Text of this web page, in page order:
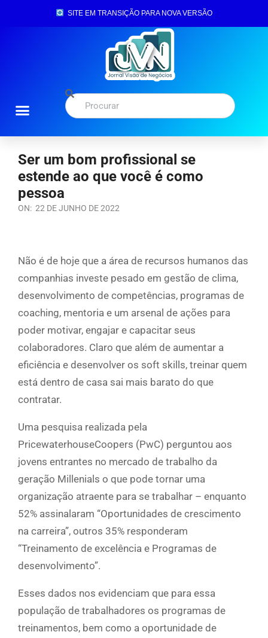
SITE EM TRANSIÇÃO PARA NOVA VERSÃO
Ser um bom profissional se
estende ao que você é como
pessoa
ON: 22 DE JUNHO DE 2022
Não é de hoje que a área de recursos humanos das
companhias investe pesado em gestão de clima,
desenvolvimento de competências, programas de
coaching, mentoria e um arsenal de ações para
poder motivar, engajar e capacitar seus
colaboradores. Claro que além de aumentar a
eficiência e desenvolver os soft skills, treinar quem
está dentro de casa sai mais barato do que
contratar.
Uma pesquisa realizada pela
PricewaterhouseCoopers (PwC) perguntou aos
jovens entrantes no mercado de trabalho da
geração Millenials o que pode tornar uma
organização atraente para se trabalhar – enquanto
52% assinalaram “Oportunidades de crescimento
na carreira”, outros 35% responderam
“Treinamento de excelência e Programas de
desenvolvimento”.
Esses dados nos evidenciam que para essa
população de trabalhadores os programas de
treinamentos, bem como a oportunidade de